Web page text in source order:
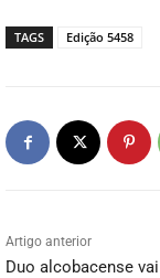
TAGS Edição 5458
Artigo anterior
Duo alcobacense